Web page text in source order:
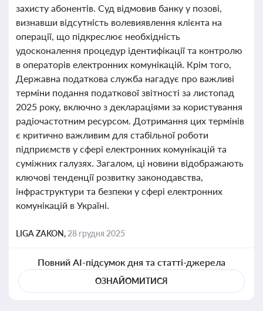
захисту абонентів. Суд відмовив банку у позові,
визнавши відсутність волевиявлення клієнта на
операції, що підкреслює необхідність
удосконалення процедур ідентифікації та контролю
в операторів електронних комунікацій. Крім того,
Державна податкова служба нагадує про важливі
терміни подання податкової звітності за листопад
2025 року, включно з деклараціями за користування
радіочастотним ресурсом. Дотримання цих термінів
є критично важливим для стабільної роботи
підприємств у сфері електронних комунікацій та
суміжних галузях. Загалом, ці новини відображають
ключові тенденції розвитку законодавства,
інфраструктури та безпеки у сфері електронних
комунікацій в Україні.
LIGA ZAKON, 28 грудня 2025
Повний AI-підсумок дня та статті-джерела
ОЗНАЙОМИТИСЯ